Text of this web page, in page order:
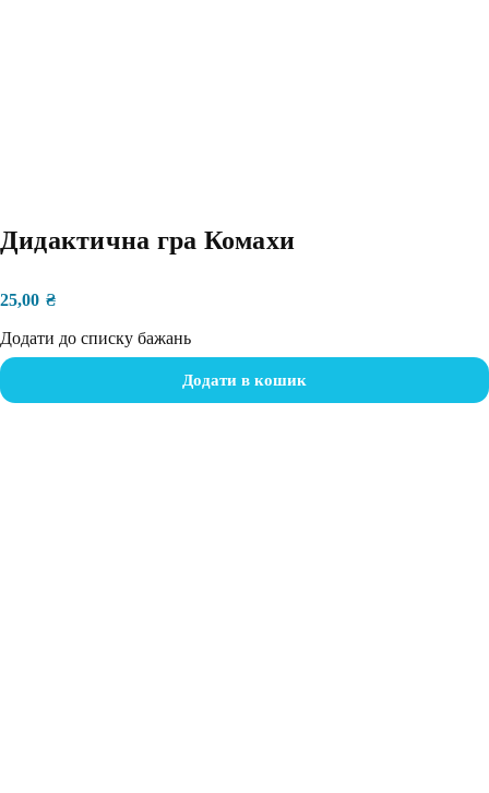
Дидактична гра Комахи
25,00 ₴
Додати до списку бажань
Додати в кошик